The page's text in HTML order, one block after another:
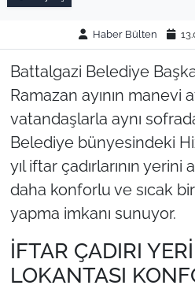
Haber Bülten
Battalgazi Belediye
Ramazan ayının manevi
vatandaşlarla aynı
Belediye bünyesindeki
yıl iftar çadırlarının
daha konforlu ve sıcak
yapma imkanı sunuyor.
İFTAR ÇADIRI
LOKANTASI